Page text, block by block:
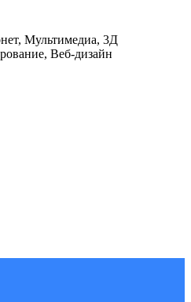
Мультимедиа, 3Д
Веб-дизайн